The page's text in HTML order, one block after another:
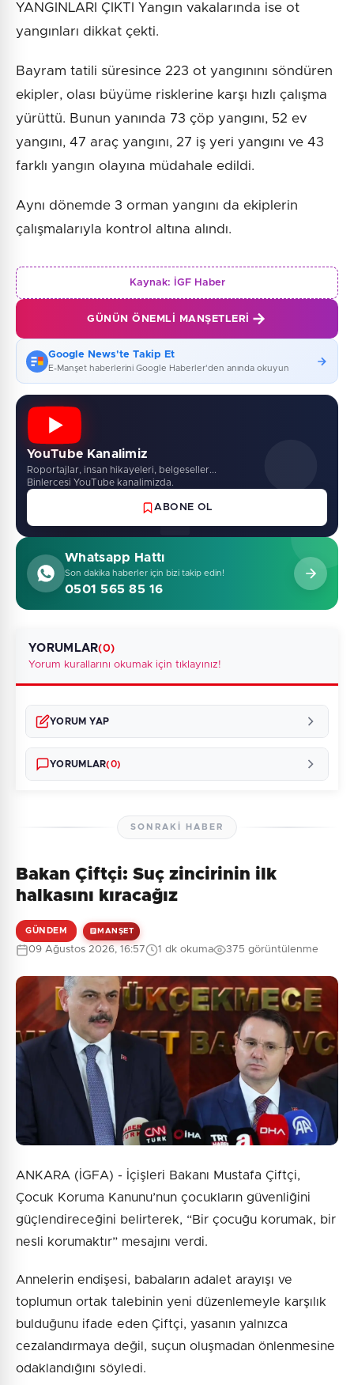
YANGINLARI ÇIKTI Yangın vakalarında ise ot
yangınları dikkat çekti.
Bayram tatili süresince 223 ot yangınını söndüren
ekipler, olası büyüme risklerine karşı hızlı çalışma
yürüttü. Bunun yanında 73 çöp yangını, 52 ev
yangını, 47 araç yangını, 27 iş yeri yangını ve 43
farklı yangın olayına müdahale edildi.
Aynı dönemde 3 orman yangını da ekiplerin
çalışmalarıyla kontrol altına alındı.
Kaynak: İGF Haber
GÜNÜN ÖNEMLI MANŞETLERI
Google News'te Takip Et
E-Manşet haberlerini Google Haberler'den anında okuyun
YouTube Kanalimiz
Roportajlar, insan hikayeleri, belgeseller...
Binlercesi YouTube kanalimizda.
ABONE OL
Whatsapp Hattı
Son dakika haberler için bizi takip edin!
0501 565 85 16
YORUMLAR(0)
Yorum kurallarını okumak için tıklayınız!
YORUM YAP
Güvenlik Sorusu:
4 + 7 = ?
Gönder
YORUMLAR(0)
Henüz yorum yapılmamış. İlk yorumu siz yapın!
SONRAKI HABER
Bakan Çiftçi: Suç zincirinin ilk
halkasını kıracağız
GÜNDEM MANŞET
09 Ağustos 2026, 16:57 1 dk okuma 375 görüntülenme
ANKARA (İGFA) - İçişleri Bakanı Mustafa Çiftçi,
Çocuk Koruma Kanunu’nun çocukların güvenliğini
güçlendireceğini belirterek, “Bir çocuğu korumak, bir
nesli korumaktır” mesajını verdi.
Annelerin endişesi, babaların adalet arayışı ve
toplumun ortak talebinin yeni düzenlemeyle karşılık
bulduğunu ifade eden Çiftçi, yasanın yalnızca
cezalandırmaya değil, suçun oluşmadan önlenmesine
odaklandığını söyledi.